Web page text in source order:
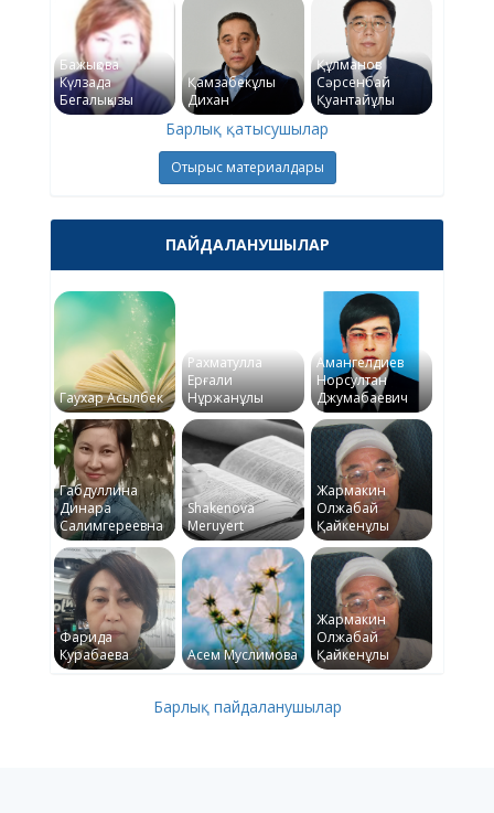
Бажықова
Күлзада
Бегалықызы
Қамзабекұлы
Дихан
Құлманов
Сәрсенбай
Қуантайұлы
Барлық қатысушылар
Отырыс материалдары
ПАЙДАЛАНУШЫЛАР
Гаухар Асылбек
Рахматулла
Ерғали
Нұржанұлы
Амангелдиев
Норсултан
Джумабаевич
Габдуллина
Динара
Салимгереевна
Shakenova
Meruyert
Жармакин
Олжабай
Қайкенұлы
Фарида
Курабаева
Асем Муслимова
Жармакин
Олжабай
Қайкенұлы
Барлық пайдаланушылар